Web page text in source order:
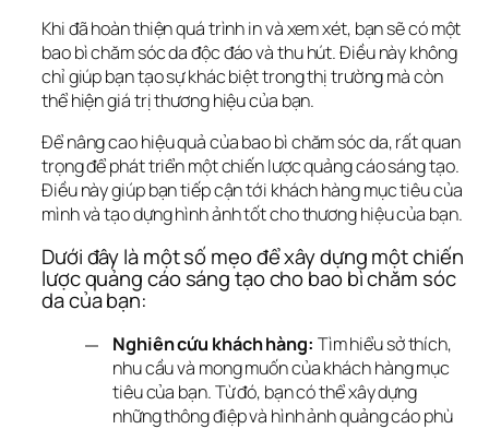
Khi đã hoàn thiện quá trình in và xem xét, bạn sẽ có một
bao bì chăm sóc da độc đáo và thu hút. Điều này không
chỉ giúp bạn tạo sự khác biệt trong thị trường mà còn
thể hiện giá trị thương hiệu của bạn.
Để nâng cao hiệu quả của bao bì chăm sóc da, rất quan
trọng để phát triển một chiến lược quảng cáo sáng tạo.
Điều này giúp bạn tiếp cận tới khách hàng mục tiêu của
Dưới đây là một số mẹo để xây dựng một chiến
lược quảng cáo sáng tạo cho bao bì chăm sóc
da của bạn:
Nghiên cứu khách hàng: Tìm hiểu sở thích,
nhu cầu và mong muốn của khách hàng mục
tiêu của bạn. Từ đó, bạn có thể xây dựng
những thông điệp và hình ảnh quảng cáo phù